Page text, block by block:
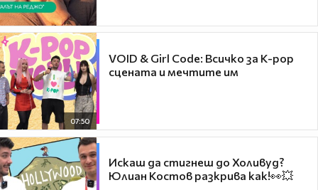
07:50
VOID & Girl Code: Всичко за K-pop
сцената и мечтите им
Искаш да стигнеш до Холивуд?
Юлиан Костов разкрива как!👀💥